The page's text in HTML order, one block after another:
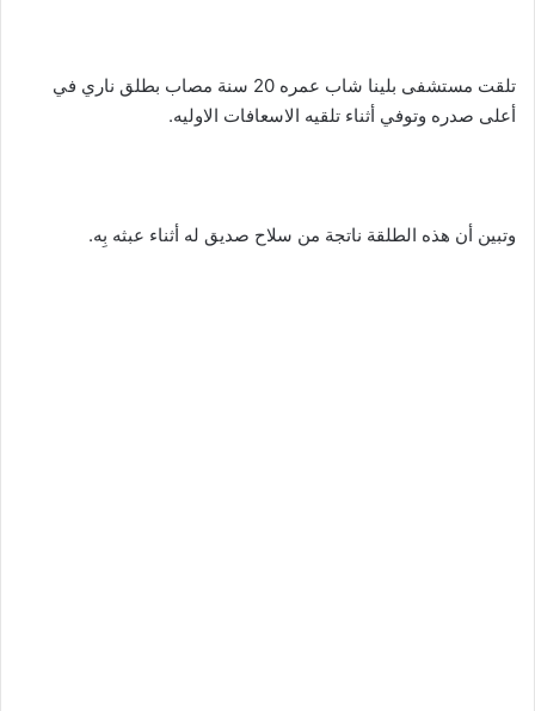
تلقت مستشفى بلينا شاب عمره 20 سنة مصاب بطلق ناري في
أعلى صدره وتوفي أثناء تلقيه الاسعافات الاوليه.
وتبين أن هذه الطلقة ناتجة من سلاح صديق له أثناء عبثه بِه.